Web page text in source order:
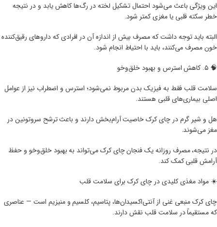
این ویژگی باعث می‌شود احتمال تشکیل لخته در رگ‌ها کاهش یابد و در نتیجه
خطر سکته قلبی یا مغزی کمتر شود.
البته باید توجه داشت که مصرف بیش از اندازه آن در افرادی که داروهای رقیق‌کننده
خون مصرف می‌کنند، باید با احتیاط انجام شود.
🧠 ۵. کاهش استرس و بهبود خلق‌و‌خو
سلامت قلب فقط به فیزیک بدن مربوط نمی‌شود؛ استرس و اضطراب نیز از عوامل
اصلی بیماری‌های قلبی هستند.
هل و شیر گرم در چای کرک خاصیت آرام‌بخش دارند و باعث ترشح سروتونین در
مغز می‌شوند.
در نتیجه، مصرف روزانه یک فنجان چای کرک می‌تواند به بهبود خلق‌و‌خو و حفظ
آرامش قلبی کمک کند.
☀️ مواد مغذی کلیدی در چای کرک برای سلامت قلب
چای کرک منبعی غنی از آنتی‌اکسیدان‌ها، پتاسیم، کلسیم و منیزیم است — عناصری
که مستقیماً در سلامت قلب نقش دارند.